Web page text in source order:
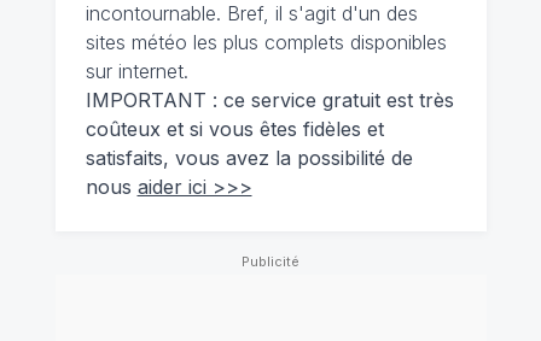
incontournable. Bref, il s'agit d'un des
sites météo les plus complets disponibles
sur internet.
IMPORTANT : ce service gratuit est très
coûteux et si vous êtes fidèles et
satisfaits, vous avez la possibilité de
nous aider ici >>>